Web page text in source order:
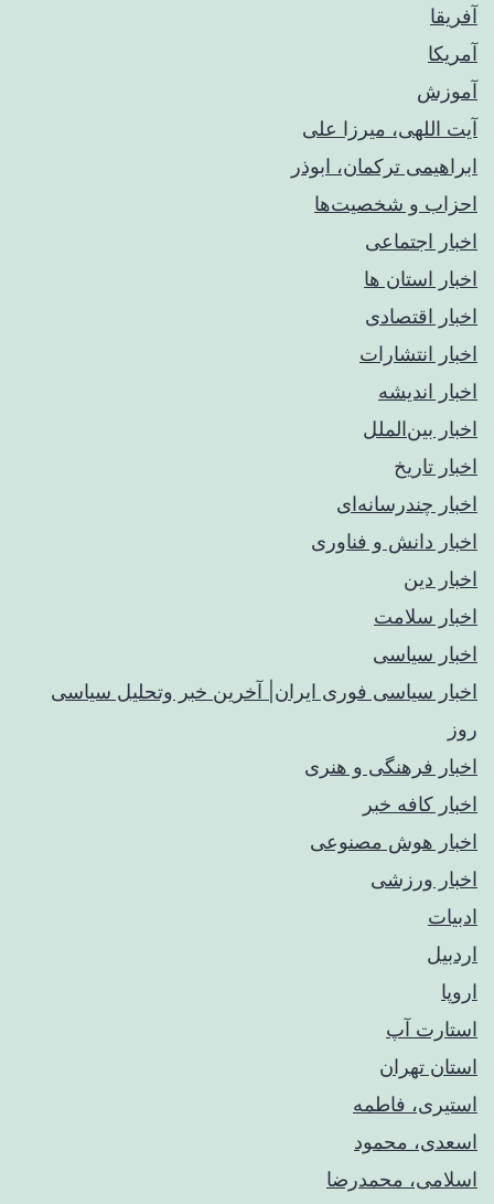
آفریقا
آمریکا
آموزش
آیت اللهی، میرزا علی
ابراهیمی ترکمان، ابوذر
احزاب و شخصیت‌ها
اخبار اجتماعی
اخبار استان ها
اخبار اقتصادی
اخبار انتشارات
اخبار اندیشه
اخبار بین‌الملل
اخبار تاریخ
اخبار چندرسانه‌ای
اخبار دانش و فناوری
اخبار دین
اخبار سلامت
اخبار سیاسی
اخبار سیاسی فوری ایران| آخرین خبر وتحلیل سیاسی
روز
اخبار فرهنگی و هنری
اخبار کافه خبر
اخبار هوش مصنوعی
اخبار ورزشی
ادبیات
اردبیل
اروپا
استارت آپ
استان تهران
استیری، فاطمه
اسعدی، محمود
اسلامی، محمدرضا